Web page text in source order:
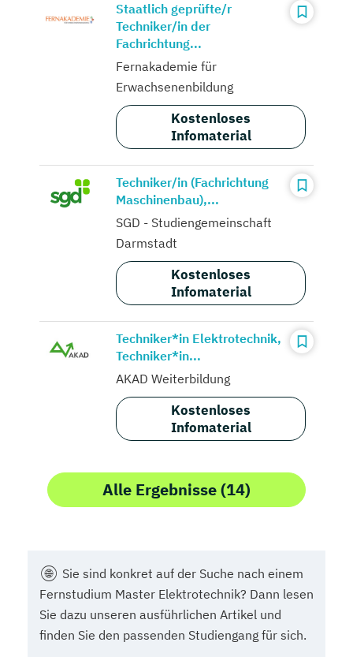
Staatlich geprüfte/r
Techniker/in der
Fachrichtung...
Fernakademie für
Erwachsenenbildung
Kostenloses
Infomaterial
Techniker/in (Fachrichtung
Maschinenbau),...
SGD - Studiengemeinschaft
Darmstadt
Kostenloses
Infomaterial
Techniker*in Elektrotechnik,
Techniker*in...
AKAD Weiterbildung
Kostenloses
Infomaterial
Alle Ergebnisse (14)
Sie sind konkret auf der Suche nach einem
Fernstudium Master Elektrotechnik? Dann lesen
Sie dazu unseren ausführlichen Artikel und
finden Sie den passenden Studiengang für sich.